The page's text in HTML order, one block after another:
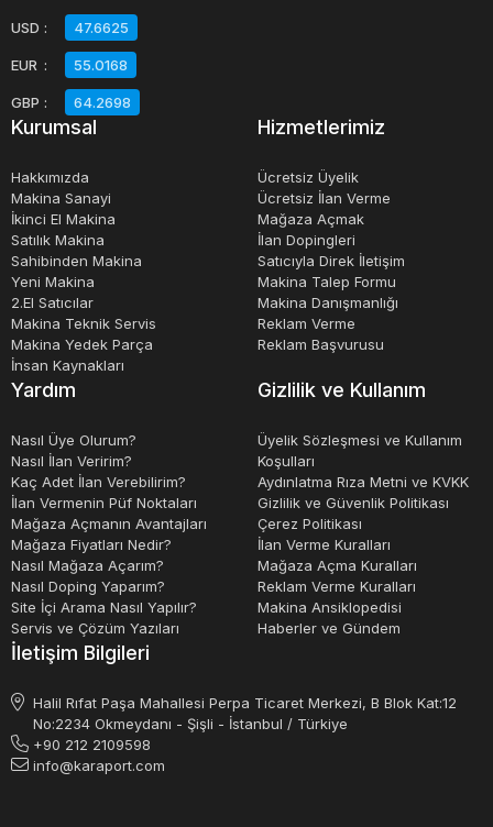
gösterir. Bazıları küçük ve taşınabilirken, diğerleri daha
büyük ve sabit bir şekilde kullanılmak üzere
tasarlanmıştır. Makarna makinesi satın alırken, kullanım
kolaylığı, temizleme yöntemi, boyutu ve diğer özellikleri
Sonuç olarak, makarna makinesi, evde kolayca ve lezzetli
bir şekilde makarna yapmanıza yardımcı olan bir
cihazdır.
USD : 47.6625
EUR : 55.0168
GBP : 64.2698
Kurumsal
Hakkımızda
Makina Sanayi
İkinci El Makina
Satılık Makina
Sahibinden Makina
Yeni Makina
2.El Satıcılar
Makina Teknik Servis
Makina Yedek Parça
İnsan Kaynakları
Hizmetlerimiz
Ücretsiz Üyelik
Ücretsiz İlan Verme
Mağaza Açmak
İlan Dopingleri
Satıcıyla Direk İletişim
Makina Talep Formu
Makina Danışmanlığı
Reklam Verme
Reklam Başvurusu
Yardım
Nasıl Üye Olurum?
Nasıl İlan Veririm?
Kaç Adet İlan Verebilirim?
İlan Vermenin Püf Noktaları
Mağaza Açmanın Avantajları
Mağaza Fiyatları Nedir?
Nasıl Mağaza Açarım?
Nasıl Doping Yaparım?
Site İçi Arama Nasıl Yapılır?
Servis ve Çözüm Yazıları
Gizlilik ve Kullanım
Üyelik Sözleşmesi ve Kullanım
Koşulları
Aydınlatma Rıza Metni ve KVKK
Gizlilik ve Güvenlik Politikası
Çerez Politikası
İlan Verme Kuralları
Mağaza Açma Kuralları
Reklam Verme Kuralları
Makina Ansiklopedisi
Haberler ve Gündem
İletişim Bilgileri
Halil Rıfat Paşa Mahallesi Perpa Ticaret Merkezi, B Blok Kat:12
No:2234 Okmeydanı - Şişli - İstanbul / Türkiye
+90 212 2109598
info@karaport.com